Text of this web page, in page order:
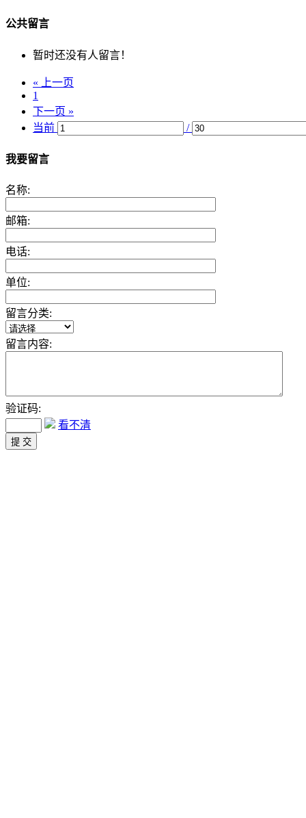
公共留言
暂时还没有人留言！
« 上一页
1
下一页 »
当前
/
我要留言
名称:
邮箱:
电话:
单位:
留言分类:
留言内容:
验证码:
看不清